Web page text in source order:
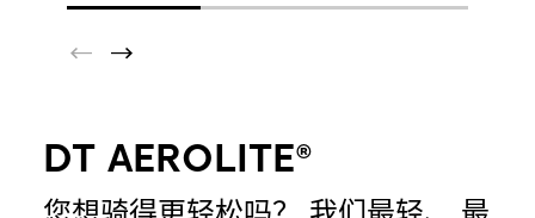
DT AEROLITE®